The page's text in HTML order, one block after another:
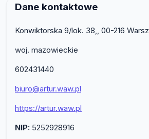
Dane kontaktowe
Konwiktorska 9/lok. 38,, 00-216
woj. mazowieckie
602431440
biuro@artur.waw.pl
https://artur.waw.pl
NIP: 5252928916